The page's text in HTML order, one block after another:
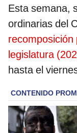
Esta semana,
ordinarias del
legislatura
hasta el